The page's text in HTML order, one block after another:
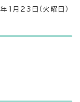
1月23日（火曜日）